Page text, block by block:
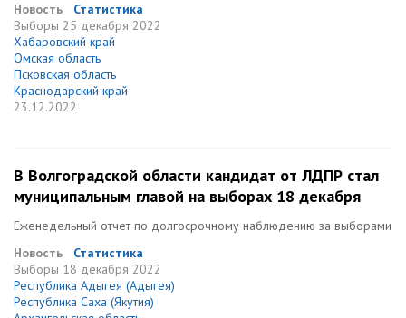
Новость
Статистика
Выборы 25 декабря 2022
Хабаровский край
Омская область
Псковская область
Краснодарский край
23.12.2022
В Волгоградской области кандидат от ЛДПР стал
муниципальным главой на выборах 18 декабря
Еженедельный отчет по долгосрочному наблюдению за выборами
Новость
Статистика
Выборы 18 декабря 2022
Республика Адыгея (Адыгея)
Республика Саха (Якутия)